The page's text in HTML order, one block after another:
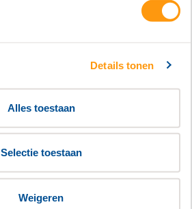
Details tonen
Alles toestaan
Selectie toestaan
Weigeren
Volledig afgestemd
op jouw situatie
Onze samenwerking is helder en